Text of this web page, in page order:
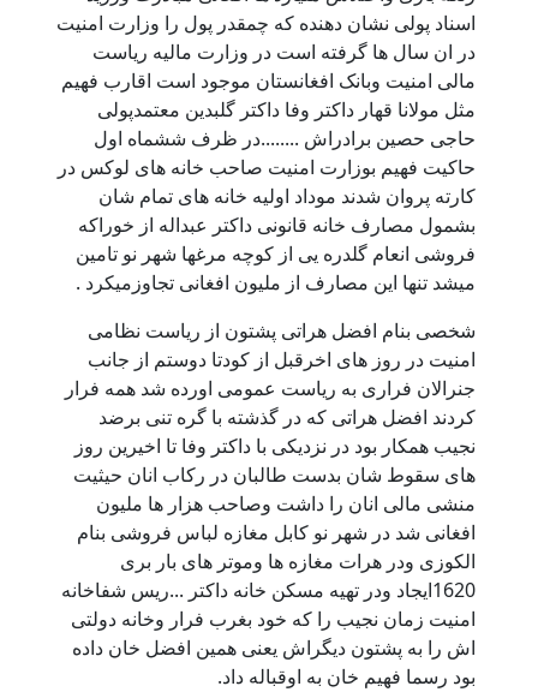
اسناد پولی نشان دهنده که چمقدر پول را وزارت امنیت
در ان سال ها گرفته است در وزارت مالیه ریاست
مالی امنیت وبانک افغانستان موجود است اقارب فهیم
مثل مولانا قهار داکتر وفا داکتر گلبدین معتمدپولی
حاجی حصین برادراش ........در ظرف ششماه اول
حاکیت فهیم بوزارت امنیت صاحب خانه های لوکس در
کارته پروان شدند موداد اولیه خانه های تمام شان
بشمول مصارف خانه قانونی داکتر عبداله از خوراکه
فروشی انعام گلدره یی از کوچه مرغها شهر نو تامین
میشد تنها این مصارف از ملیون افغانی تجاوزمیکرد .
شخصی بنام افضل هراتی پشتون از ریاست نظامی
امنیت در روز های اخرقبل از کودتا دوستم از جانب
جنرالان فراری به ریاست عمومی اورده شد همه فرار
کردند افضل هراتی که در گذشته با گره تنی برضد
نجیب همکار بود در نزدیکی با داکتر وفا تا اخیرین روز
های سقوط شان بدست طالبان در رکاب انان حیثیت
منشی مالی انان را داشت وصاحب هزار ها ملیون
افغانی شد در شهر نو کابل مغازه لباس فروشی بنام
الکوزی ودر هرات مغازه ها وموتر های بار بری
1620ایجاد ودر تهیه مسکن خانه داکتر ...ریس شفاخانه
امنیت زمان نجیب را که خود بغرب فرار وخانه دولتی
اش را به پشتون دیگراش یعنی همین افضل خان داده
بود رسما فهیم خان به اوقباله داد.